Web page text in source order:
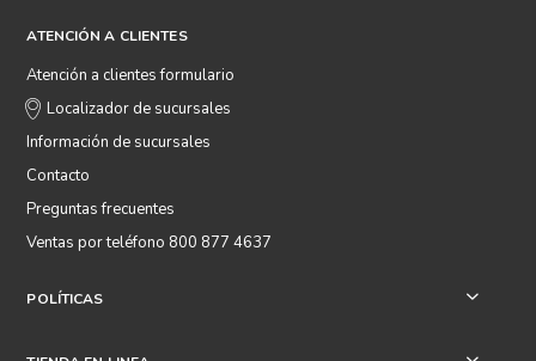
ATENCIÓN A CLIENTES
Atención a clientes formulario
Localizador de sucursales
Información de sucursales
Contacto
Preguntas frecuentes
Ventas por teléfono 800 877 4637
POLÍTICAS +